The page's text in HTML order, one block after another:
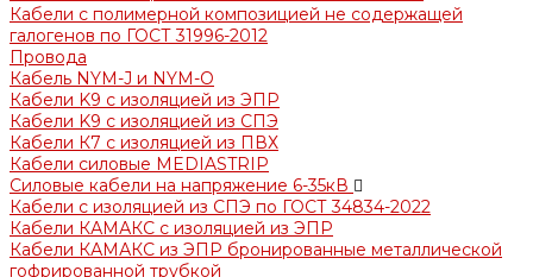
Кабели с полимерной композицией не содержащей
галогенов по ГОСТ 31996-2012
Провода
Кабель NYM-J и NYM-O
Кабели K9 с изоляцией из ЭПР
Кабели K9 с изоляцией из СПЭ
Кабели К7 с изоляцией из ПВХ
Кабели силовые MEDIASTRIP
Силовые кабели на напряжение 6-35кВ
Кабели с изоляцией из СПЭ по ГОСТ 34834-2022
Кабели КАМАКС с изоляцией из ЭПР
Кабели КАМАКС из ЭПР бронированные металлической
гофрированной трубкой